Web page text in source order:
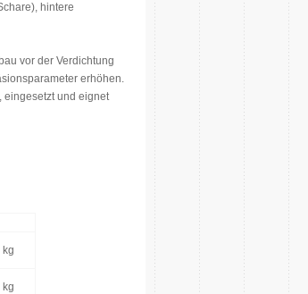
hintere
vor der Verdichtung
erhöhen.
eingesetzt und eignet
kg
kg